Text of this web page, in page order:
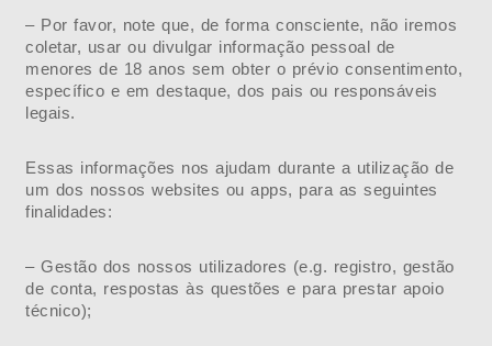
– Por favor, note que, de forma consciente, não iremos
coletar, usar ou divulgar informação pessoal de
menores de 18 anos sem obter o prévio consentimento,
específico e em destaque, dos pais ou responsáveis
legais.
Essas informações nos ajudam durante a utilização de
um dos nossos websites ou apps, para as seguintes
finalidades:
– Gestão dos nossos utilizadores (e.g. registro, gestão
de conta, respostas às questões e para prestar apoio
técnico);